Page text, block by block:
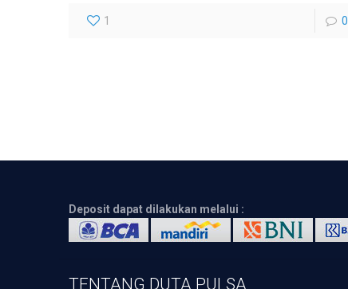
1 0
Deposit dapat dilakukan melalui :
TENTANG DUTA PULSA